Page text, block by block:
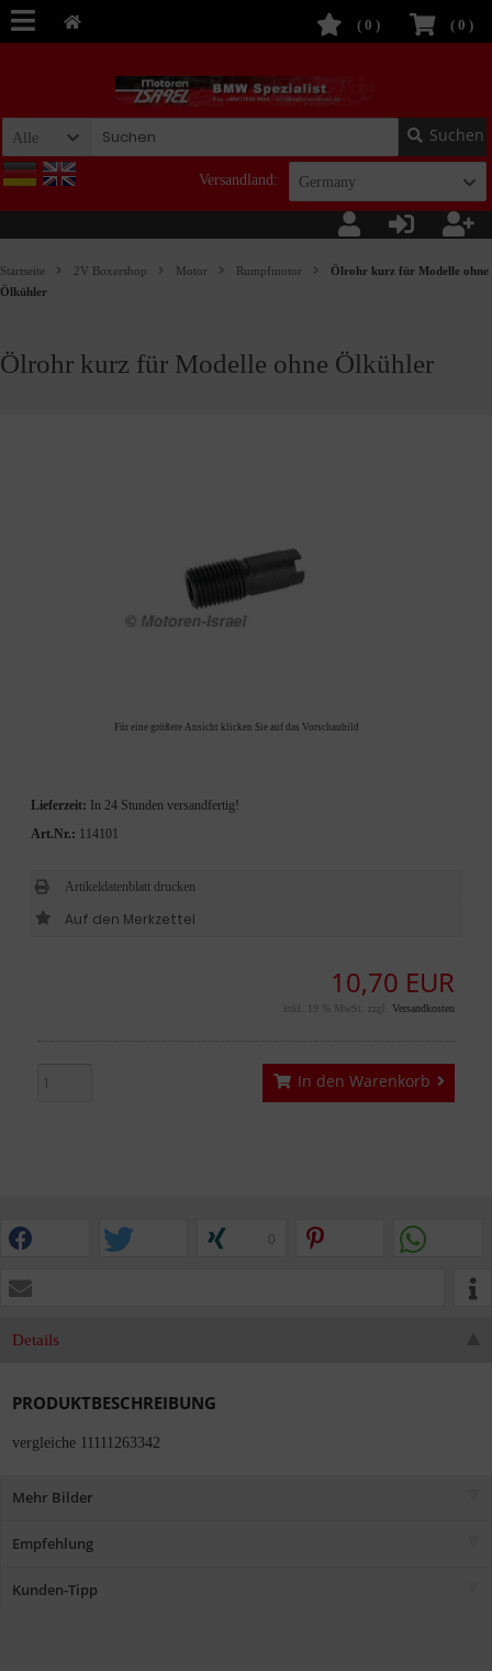
( 0 )
( 0 )
Alle Suchen
Versandland: Germany
Startseite 2V Boxershop Motor Rumpfmotor
Ölrohr kurz für Modelle ohne
Ölkühler
Ölrohr kurz für Modelle ohne Ölkühler
Für eine größere Ansicht klicken Sie auf das Vorschaubild
10,70 EUR
inkl. 19 % MwSt. zzgl. Versandkosten
In den Warenkorb
Lieferzeit:
In 24 Stunden versandfertig!
Art.Nr.: 114101
Artikeldatenblatt drucken
0
Details
PRODUKTBESCHREIBUNG
vergleiche 11111263342
Mehr Bilder
Empfehlung
Kunden-Tipp